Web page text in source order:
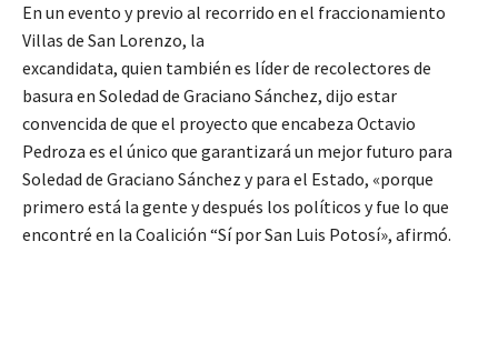
En un evento y previo al recorrido en el fraccionamiento
Villas de San Lorenzo, la
excandidata, quien también es líder de recolectores de
basura en Soledad de Graciano Sánchez, dijo estar
convencida de que el proyecto que encabeza Octavio
Pedroza es el único que garantizará un mejor futuro para
Soledad de Graciano Sánchez y para el Estado, «porque
primero está la gente y después los políticos y fue lo que
encontré en la Coalición “Sí por San Luis Potosí», afirmó.